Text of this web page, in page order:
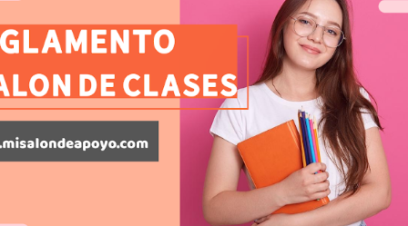
durante este ciclo escolar, permitiendo obtener un mayor panorama de
los aprendizajes claves que sus nuevos aprendientes ya lograron
alcanzar y de aquellos que aun necesitan consolidar. Esto con la
finalidad de que elaboramos un plan de intervención adecuado para
atender las necesidades que nuestro grupo requiera de acuerdo a los
resultados del examen trimestral que apliquemos. Sin mas que decir les
damos las gracias para seguir apoyándonos en este nuevo blog
educativo y gracias por su preferencia. Recuerden que todo material